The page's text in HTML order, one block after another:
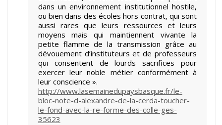
dans un environnement institutionnel hostile,
ou bien dans des écoles hors contrat, qui sont
aussi rares que leurs ressources et leurs
moyens mais qui maintiennent vivante la
petite flamme de la transmission grâce au
dévouement d’instituteurs et de professeurs
qui consentent de lourds sacrifices pour
exercer leur noble métier conformément à
leur conscience ».
http://www.lasemainedupaysbasque.fr/le-
bloc-note-d-alexandre-de-la-cerda-toucher-
le-fond-avec-la-re-forme-des-colle-ges-
35623